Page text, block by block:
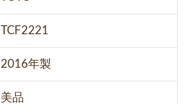
TCF2221
2016年製
美品